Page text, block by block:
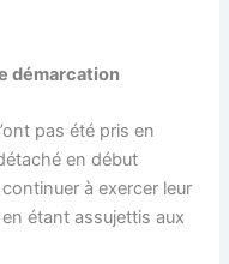
démarcation
pas été pris en
en début
à exercer leur
étant assujettis aux